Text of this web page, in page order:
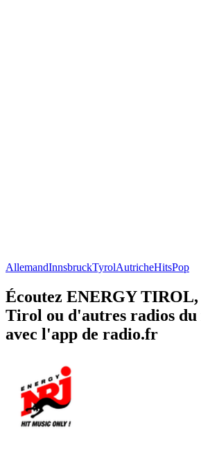
AllemandInnsbruckTyrolAutricheHitsPop
Écoutez ENERGY
Tirol ou d'autres radios du
avec l'app de radio.fr